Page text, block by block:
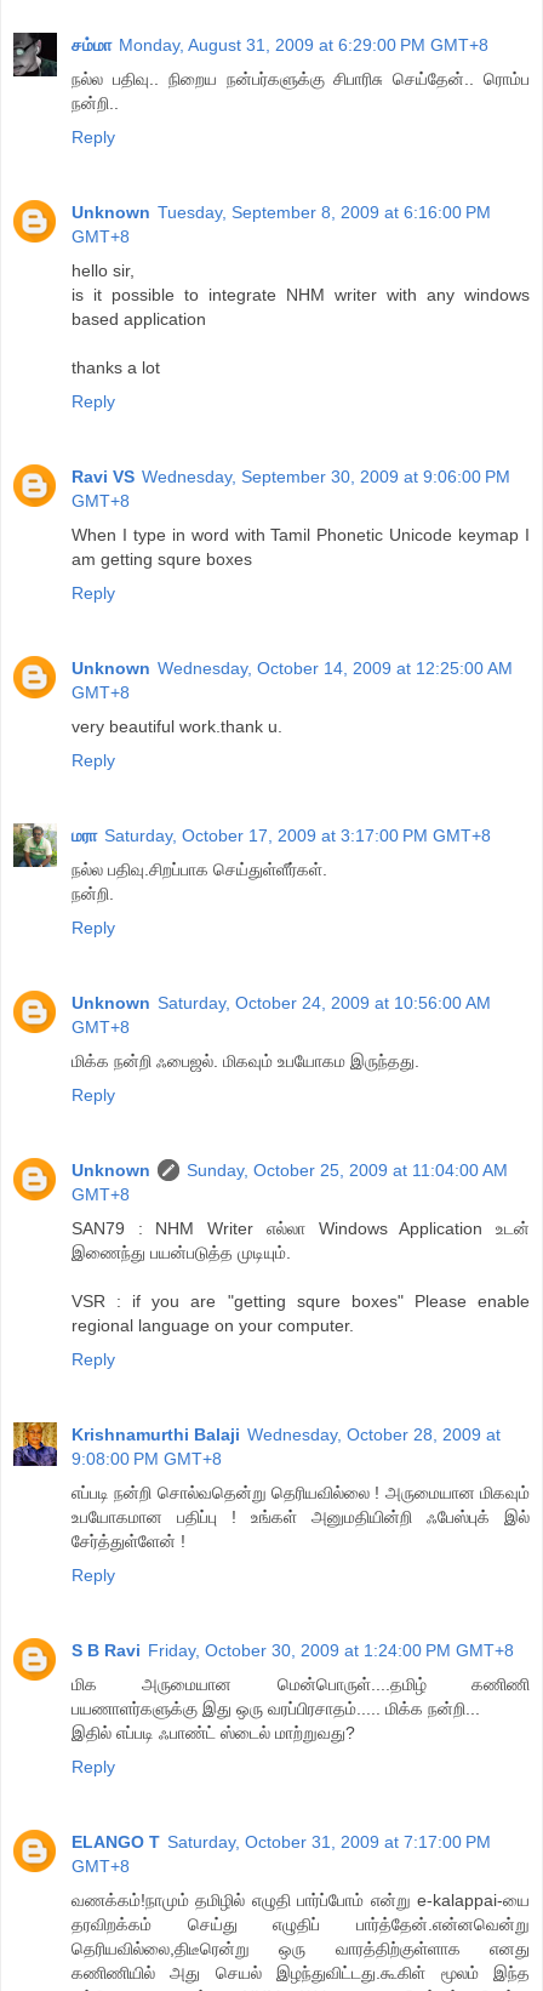
சம்மா Monday, August 31, 2009 at 6:29:00 PM GMT+8
நல்ல பதிவு.. நிறைய நன்பர்களுக்கு சிபாரிசு செய்தேன்.. ரொம்ப
நன்றி..
Reply
Unknown Tuesday, September 8, 2009 at 6:16:00 PM
GMT+8
hello sir,
is it possible to integrate NHM writer with any windows
based application
thanks a lot
Reply
Ravi VS Wednesday, September 30, 2009 at 9:06:00 PM
GMT+8
When I type in word with Tamil Phonetic Unicode keymap I
am getting squre boxes
Reply
Unknown Wednesday, October 14, 2009 at 12:25:00 AM
GMT+8
very beautiful work.thank u.
Reply
மரா Saturday, October 17, 2009 at 3:17:00 PM GMT+8
நல்ல பதிவு.சிறப்பாக செய்துள்ளீர்கள்.
நன்றி.
Reply
Unknown Saturday, October 24, 2009 at 10:56:00 AM
GMT+8
மிக்க நன்றி ஃபைஜல். மிகவும் உபயோகம இருந்தது.
Reply
Unknown
Sunday, October 25, 2009 at 11:04:00 AM
GMT+8
SAN79 : NHM Writer எல்லா Windows Application உடன்
இணைந்து பயன்படுத்த முடியும்.
VSR : if you are "getting squre boxes" Please enable
regional language on your computer.
Reply
Krishnamurthi Balaji Wednesday, October 28, 2009 at
9:08:00 PM GMT+8
எப்படி நன்றி சொல்வதென்று தெரியவில்லை ! அருமையான மிகவும்
உபயோகமான பதிப்பு ! உங்கள் அனுமதியின்றி ஃபேஸ்புக் இல்
சேர்த்துள்ளேன் !
Reply
S B Ravi Friday, October 30, 2009 at 1:24:00 PM GMT+8
மிக அருமையான மென்பொருள்....தமிழ் கணிணி
பயணாளர்களுக்கு இது ஒரு வரப்பிரசாதம்..... மிக்க நன்றி...
இதில் எப்படி ஃபாண்ட் ஸ்டைல் மாற்றுவது?
Reply
ELANGO T Saturday, October 31, 2009 at 7:17:00 PM
GMT+8
வணக்கம்!நாமும் தமிழில் எழுதி பார்ப்போம் என்று e-kalappai-யை
தரவிறக்கம் செய்து எழுதிப் பார்த்தேன்.என்னவென்று
தெரியவில்லை,திடீரென்று ஒரு வாரத்திற்குள்ளாக எனது
கணிணியில் அது செயல் இழந்துவிட்டது.கூகிள் மூலம் இந்த